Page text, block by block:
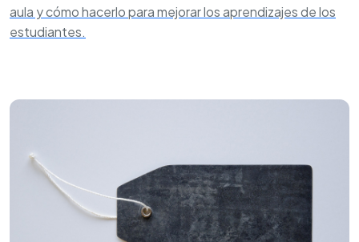
aula y cómo hacerlo para mejorar los aprendizajes de los
estudiantes.